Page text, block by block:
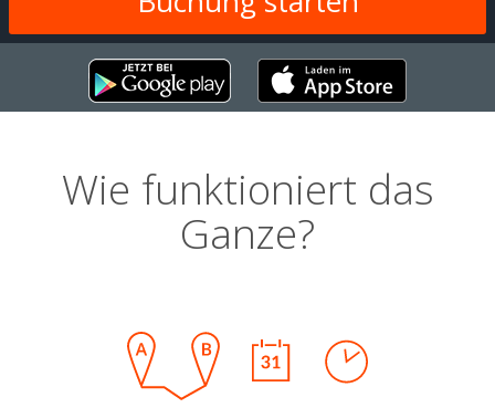
Wie funktioniert das
Ganze?